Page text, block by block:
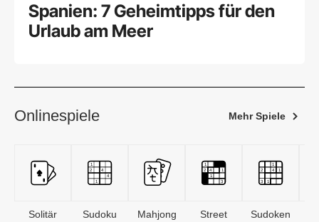
Spanien: 7 Geheimtipps für den
Urlaub am Meer
Onlinespiele Mehr Spiele
Solitär Sudoku Mahjong Street Sudoken